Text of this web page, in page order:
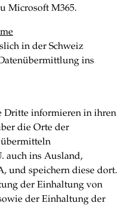
Microsoft M365.
in der Schweiz
ins
Dritte informieren in ihren
die Orte der
auch ins Ausland,
und speichern diese dort.
der Einhaltung von
der Einhaltung der